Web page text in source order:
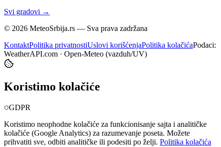
Svi gradovi →
© 2026 MeteoSrbija.rs — Sva prava zadržana
KontaktPolitika privatnostiUslovi korišćenjaPolitika kolačićaPodaci:
WeatherAPI.com · Open-Meteo (vazduh/UV)
Koristimo kolačiće
GDPR
Koristimo neophodne kolačiće za funkcionisanje sajta i analitičke
kolačiće (Google Analytics) za razumevanje poseta. Možete
prihvatiti sve, odbiti analitičke ili podesiti po želji. Politika kolačića